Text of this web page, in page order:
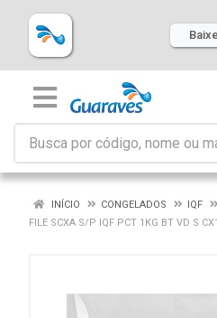
INÍCIO CONGELADOS
IQF
FILE SCXA S/P IQF PCT 1KG BT VD S